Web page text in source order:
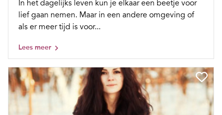
In het dagelijks leven kun je elkaar een beetje voor
lief gaan nemen. Maar in een andere omgeving of
als er meer tijd is voor...
Lees meer